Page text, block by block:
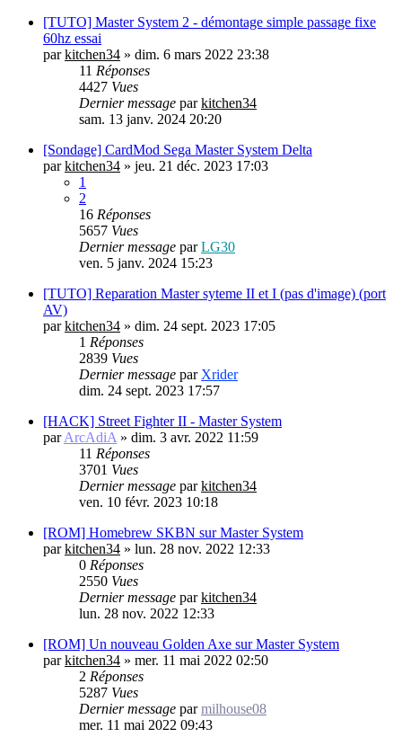
[TUTO] Master System 2 - démontage simple passage fixe
60hz essai
parkitchen34 » dim. 6 mars 2022 23:38
11 Réponses
4427 Vues
Dernier message parkitchen34
sam. 13 janv. 2024 20:20
[Sondage] CardMod Sega Master System Delta
parkitchen34 » jeu. 21 déc. 2023 17:03
1
2
16 Réponses
5657 Vues
Dernier message parLG30
ven. 5 janv. 2024 15:23
[TUTO] Reparation Master syteme II et I (pas d'image) (port
AV)
parkitchen34 » dim. 24 sept. 2023 17:05
1 Réponses
2839 Vues
Dernier message par Xrider
dim. 24 sept. 2023 17:57
[HACK] Street Fighter II - Master System
parArcAdiA » dim. 3 avr. 2022 11:59
11 Réponses
3701 Vues
Dernier message parkitchen34
ven. 10 févr. 2023 10:18
[ROM] Homebrew SKBN sur Master System
parkitchen34 » lun. 28 nov. 2022 12:33
0 Réponses
2550 Vues
Dernier message parkitchen34
lun. 28 nov. 2022 12:33
[ROM] Un nouveau Golden Axe sur Master System
parkitchen34 » mer. 11 mai 2022 02:50
2 Réponses
5287 Vues
Dernier message parmilhouse08
mer. 11 mai 2022 09:43